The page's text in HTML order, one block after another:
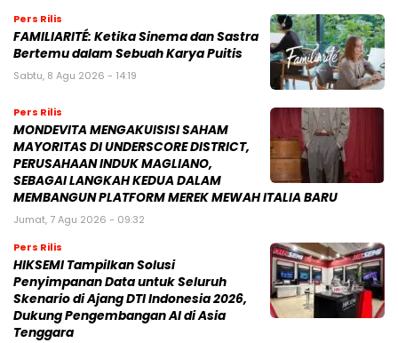
Pers Rilis
FAMILIARITÉ: Ketika Sinema dan Sastra
Bertemu dalam Sebuah Karya Puitis
Sabtu, 8 Agu 2026 - 14:19
Pers Rilis
MONDEVITA MENGAKUISISI SAHAM
MAYORITAS DI UNDERSCORE DISTRICT,
PERUSAHAAN INDUK MAGLIANO,
SEBAGAI LANGKAH KEDUA DALAM
MEMBANGUN PLATFORM MEREK MEWAH ITALIA BARU
Jumat, 7 Agu 2026 - 09:32
Pers Rilis
HIKSEMI Tampilkan Solusi
Penyimpanan Data untuk Seluruh
Skenario di Ajang DTI Indonesia 2026,
Dukung Pengembangan AI di Asia
Tenggara